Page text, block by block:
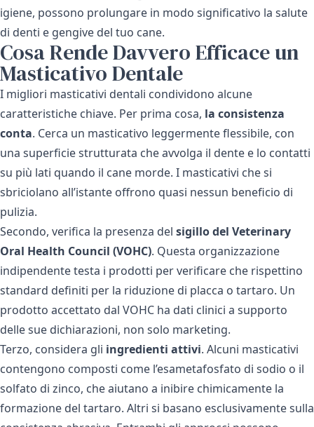
igiene, possono prolungare in modo significativo la salute
di denti e gengive del tuo cane.
Cosa Rende Davvero Efficace un
Masticativo Dentale
I migliori masticativi dentali condividono alcune
caratteristiche chiave. Per prima cosa, la consistenza
conta. Cerca un masticativo leggermente flessibile, con
una superficie strutturata che avvolga il dente e lo contatti
su più lati quando il cane morde. I masticativi che si
sbriciolano all’istante offrono quasi nessun beneficio di
pulizia.
Secondo, verifica la presenza del sigillo del Veterinary
Oral Health Council (VOHC). Questa organizzazione
indipendente testa i prodotti per verificare che rispettino
standard definiti per la riduzione di placca o tartaro. Un
prodotto accettato dal VOHC ha dati clinici a supporto
delle sue dichiarazioni, non solo marketing.
Terzo, considera gli ingredienti attivi. Alcuni masticativi
contengono composti come l’esametafosfato di sodio o il
solfato di zinco, che aiutano a inibire chimicamente la
formazione del tartaro. Altri si basano esclusivamente sulla